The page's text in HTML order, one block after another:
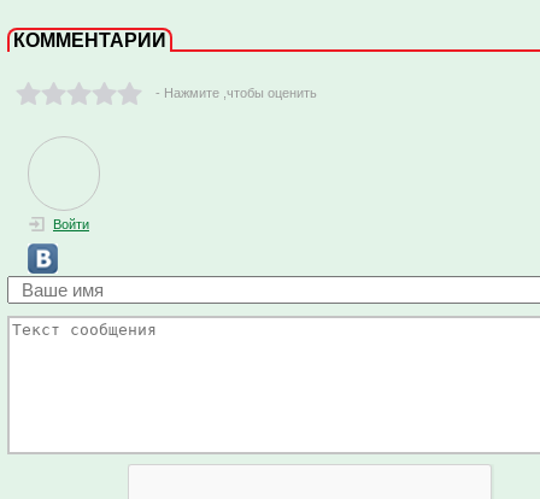
КОММЕНТАРИИ
- Нажмите ,чтобы оценить
Войти